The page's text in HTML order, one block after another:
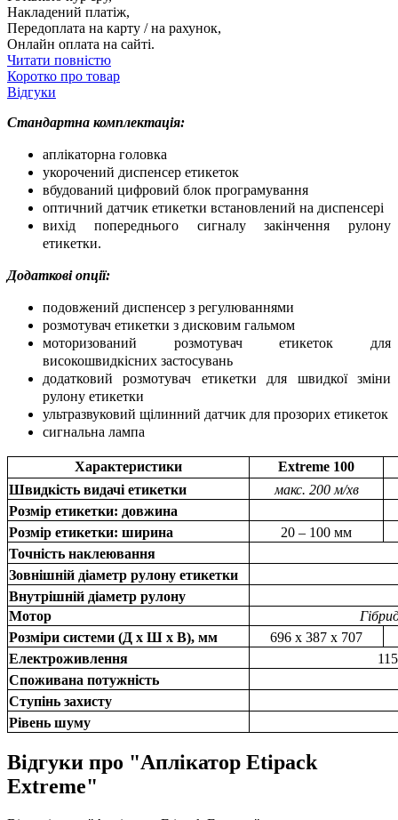
Накладений платіж,
Передоплата на карту / на рахунок,
Онлайн оплата на сайті.
Читати повністю
Коротко про товар
Відгуки
Стандартна комплектація:
аплікаторна головка
укорочений диспенсер етикеток
вбудований цифровий блок програмування
оптичний датчик етикетки встановлений на диспенсері
вихід попереднього сигналу закінчення рулону
етикетки.
Додаткові опції:
подовжений диспенсер з регулюваннями
розмотувач етикетки з дисковим гальмом
моторизований розмотувач етикеток для
високошвидкісних застосувань
додатковий розмотувач етикетки для швидкої зміни
рулону етикетки
ультразвуковий щілинний датчик для прозорих етикеток
сигнальна лампа
Характеристики
Extreme 100
Швидкість видачі етикетки
макс. 200 м/хв
Розмір етикетки: довжина
Розмір етикетки: ширина
20 – 100 мм
Точність наклеювання
Зовнішній діаметр рулону етикетки
Внутрішній діаметр рулону
Мотор
Розміри системи (Д х Ш х В), мм
696 х 387 х 707
Електроживлення
Споживана потужність
Ступінь захисту
Рівень шуму
Відгуки про "Аплікатор Etipack
Extreme"